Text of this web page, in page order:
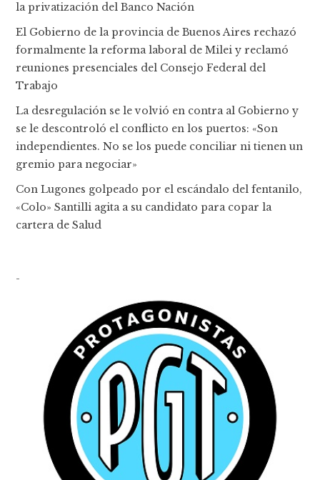
la privatización del Banco Nación
El Gobierno de la provincia de Buenos Aires rechazó
formalmente la reforma laboral de Milei y reclamó
reuniones presenciales del Consejo Federal del
Trabajo
La desregulación se le volvió en contra al Gobierno y
se le descontroló el conflicto en los puertos: «Son
independientes. No se los puede conciliar ni tienen un
gremio para negociar»
Con Lugones golpeado por el escándalo del fentanilo,
«Colo» Santilli agita a su candidato para copar la
cartera de Salud
-